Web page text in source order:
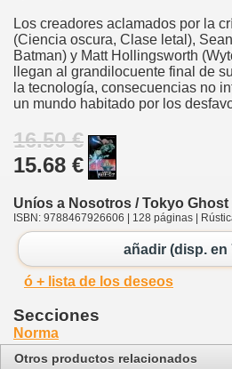
Los creadores aclamados por la
(Ciencia oscura, Clase letal),
Batman) y Matt Hollingsworth
llegan al grandilocuente final de
la tecnología, consecuencias no
un mundo habitado por los
16.50 €
15.68 €
Uníos a Nosotros / Tokyo Ghost
ISBN: 9788467926606 | 128 páginas |
añadir (disp. en
ó + lista de los deseos
Secciones
Norma
Otros productos relacionados